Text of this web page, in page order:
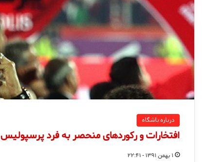
درباره باشگاه
افتخارات و رکوردهای منحصر به فرد پرسپولیس
۱ بهمن ۱۳۹۱ - ۲۲:۴۱